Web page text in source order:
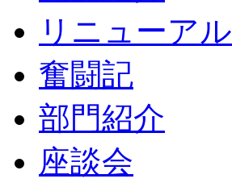
リニューアル
奮闘記
部門紹介
座談会